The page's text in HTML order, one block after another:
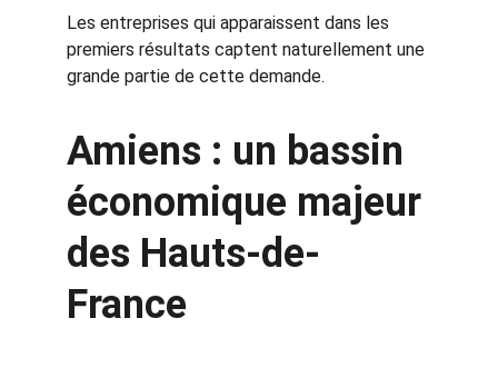
Les entreprises qui apparaissent dans les
premiers résultats captent naturellement une
grande partie de cette demande.
Amiens : un bassin
économique majeur
des Hauts-de-
France